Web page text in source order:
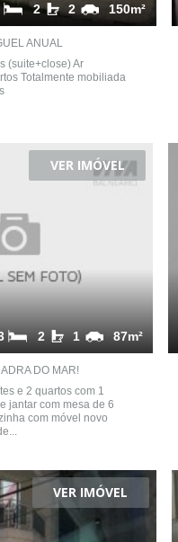
150m²
2
2
ANUAL
(suite+close) Ar
Totalmente mobiliada
VER IMÓVEL
87m²
1
2
DO MAR!
e 2 quartos com 1
jantar com mesa de 6
com móvel novo
VER IMÓVEL